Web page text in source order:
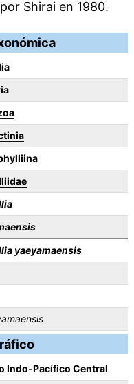
Shirai en 1980.
yaeyamaensis
Indo-Pacífico Central